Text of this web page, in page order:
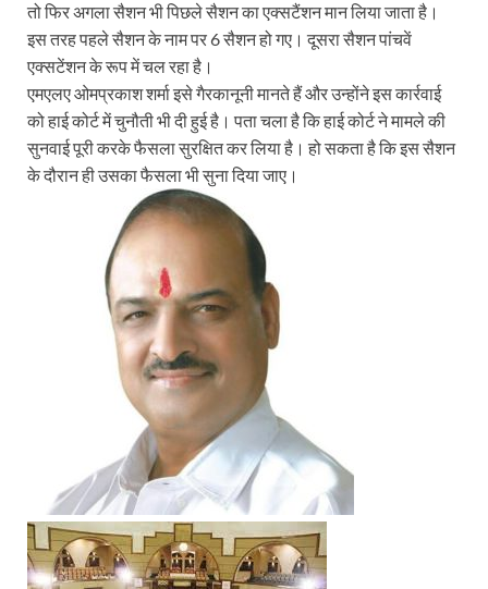
तो फिर अगला सैशन भी पिछले सैशन का एक्सटैंशन मान लिया जाता है।
इस तरह पहले सैशन के नाम पर 6 सैशन हो गए। दूसरा सैशन पांचवें
एक्सटेंशन के रूप में चल रहा है।
एमएलए ओमप्रकाश शर्मा इसे गैरकानूनी मानते हैं और उन्होंने इस कार्रवाई
को हाई कोर्ट में चुनौती भी दी हुई है। पता चला है कि हाई कोर्ट ने मामले की
सुनवाई पूरी करके फैसला सुरक्षित कर लिया है। हो सकता है कि इस सैशन
के दौरान ही उसका फैसला भी सुना दिया जाए।